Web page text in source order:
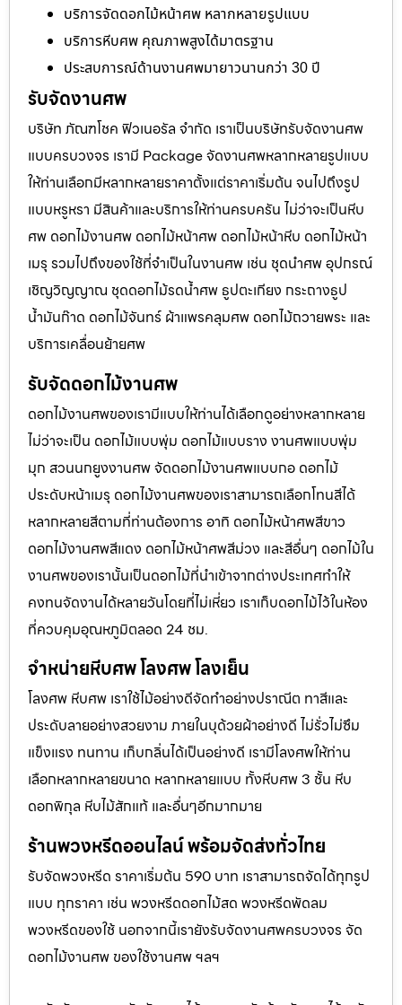
บริการจัดดอกไม้หน้าศพ หลากหลายรูปแบบ
บริการหีบศพ คุณภาพสูงได้มาตรฐาน
ประสบการณ์ด้านงานศพมายาวนานกว่า 30 ปี
รับจัดงานศพ
บริษัท ภัณฑโชค ฟิวเนอรัล จำกัด เราเป็นบริษัทรับจัดงานศพ
แบบครบวงจร เรามี Package จัดงานศพหลากหลายรูปแบบ
ให้ท่านเลือกมีหลากหลายราคาตั้งแต่ราคาเริ่มต้น จนไปถึงรูป
แบบหรูหรา มีสินค้าและบริการให้ท่านครบครัน ไม่ว่าจะเป็นหีบ
ศพ ดอกไม้งานศพ ดอกไม้หน้าศพ ดอกไม้หน้าหีบ ดอกไม้หน้า
เมรุ รวมไปถึงของใช้ที่จำเป็นในงานศพ เช่น ชุดนำศพ อุปกรณ์
เชิญวิญญาณ ชุดดอกไม้รดน้ำศพ ธูปตะเกียง กระถางธูป
น้ำมันก๊าด ดอกไม้จันทร์ ผ้าแพรคลุมศพ ดอกไม้ถวายพระ และ
บริการเคลื่อนย้ายศพ
รับจัดดอกไม้งานศพ
ดอกไม้งานศพของเรามีแบบให้ท่านได้เลือกดูอย่างหลากหลาย
ไม่ว่าจะเป็น ดอกไม้แบบพุ่ม ดอกไม้แบบราง งานศพแบบพุ่ม
มุก สวนนกยูงงานศพ จัดดอกไม้งานศพแบบกอ ดอกไม้
ประดับหน้าเมรุ ดอกไม้งานศพของเราสามารถเลือกโทนสีได้
หลากหลายสีตามที่ท่านต้องการ อาทิ ดอกไม้หน้าศพสีขาว
ดอกไม้งานศพสีแดง ดอกไม้หน้าศพสีม่วง และสีอื่นๆ ดอกไม้ใน
งานศพของเรานั้นเป็นดอกไม้ที่นำเข้าจากต่างประเทศทำให้
คงทนจัดงานได้หลายวันโดยที่ไม่เหี่ยว เราเก็บดอกไม้ไว้ในห้อง
ที่ควบคุมอุณหภูมิตลอด 24 ชม.
จำหน่ายหีบศพ โลงศพ โลงเย็น
โลงศพ หีบศพ เราใช้ไม้อย่างดีจัดทำอย่างปราณีต ทาสีและ
ประดับลายอย่างสวยงาม ภายในบุด้วยผ้าอย่างดี ไม่รั่วไม่ซึม
แข็งแรง ทนทาน เก็บกลิ่นได้เป็นอย่างดี เรามีโลงศพให้ท่าน
เลือกหลากหลายขนาด หลากหลายแบบ ทั้งหีบศพ 3 ชั้น หีบ
ดอกพิกุล หีบไม้สักแท้ และอื่นๆอีกมากมาย
ร้านพวงหรีดออนไลน์ พร้อมจัดส่งทั่วไทย
รับจัดพวงหรีด ราคาเริ่มต้น 590 บาท เราสามารถจัดได้ทุกรูป
แบบ ทุกราคา เช่น พวงหรีดดอกไม้สด พวงหรีดพัดลม
พวงหรีดของใช้ นอกจากนี้เรายังรับจัดงานศพครบวงจร จัด
ดอกไม้งานศพ ของใช้งานศพ ฯลฯ